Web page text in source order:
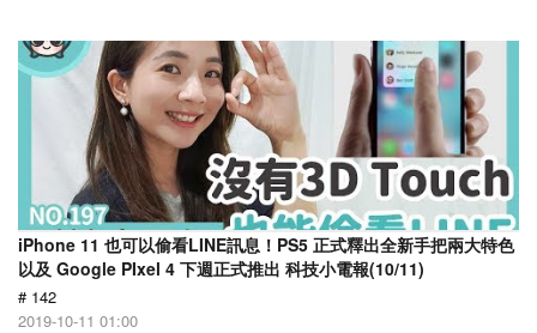
iPhone 11 也可以偷看LINE訊息！PS5 正式釋出全新手把兩大特色
以及 Google PIxel 4 下週正式推出 科技小電報(10/11)
# 142
2019-10-11 01:00